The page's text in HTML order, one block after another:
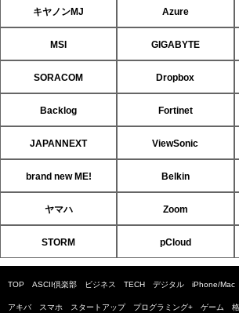
キヤノンMJ Azure
MSI GIGABYTE
SORACOM Dropbox
Backlog Fortinet
JAPANNEXT ViewSonic
brand new ME! Belkin
ヤマハ Zoom
STORM pCloud
TOP ASCII倶楽部 ビジネス TECH デジタル iPhone/Mac
アキバ スマホ スタートアップ プログラミング+ ゲーム